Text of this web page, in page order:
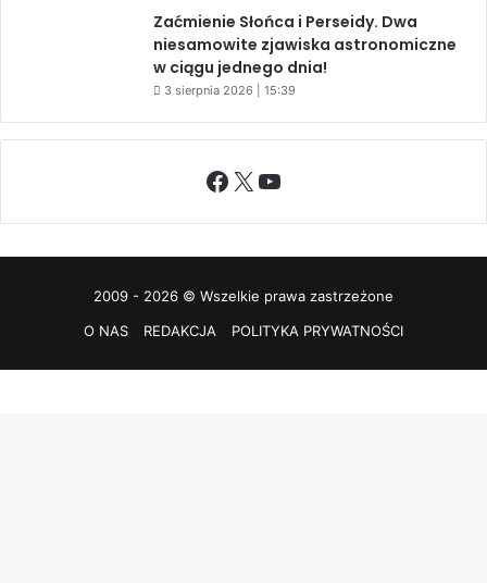
Zaćmienie Słońca i Perseidy. Dwa
niesamowite zjawiska astronomiczne
w ciągu jednego dnia!
3 sierpnia 2026 | 15:39
Facebook
X YouTube
2009 - 2026 © Wszelkie prawa zastrzeżone
O NAS
REDAKCJA POLITYKA PRYWATNOŚCI